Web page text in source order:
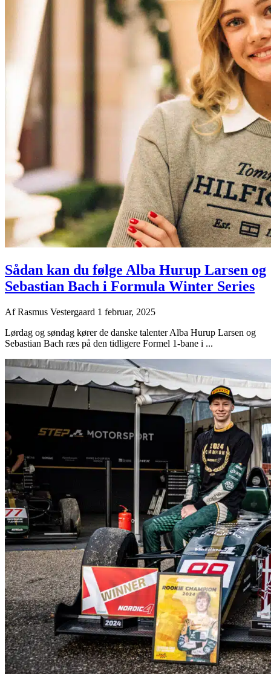
Sådan kan du følge Alba Hurup Larsen og
Sebastian Bach i Formula Winter Series
AfRasmus Vestergaard 1 februar, 2025
Lørdag og søndag kører de danske talenter Alba Hurup Larsen og
Sebastian Bach ræs på den tidligere Formel 1-bane i ...